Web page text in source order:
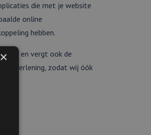
die met je website
online
hebben.
en vergt ook de
zodat wij óók
×